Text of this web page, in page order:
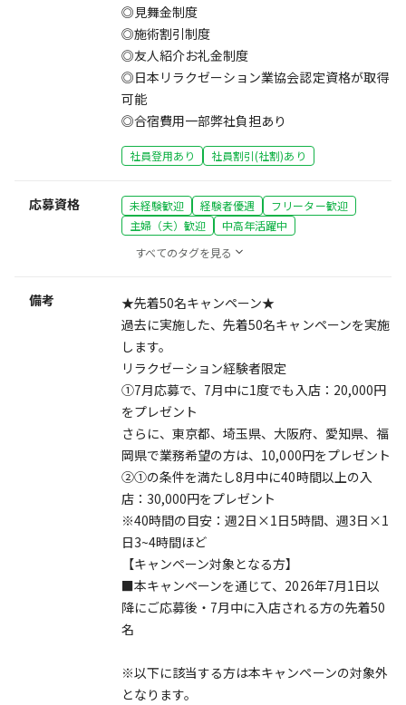
◎見舞金制度
◎施術割引制度
◎友人紹介お礼金制度
◎日本リラクゼーション業協会認定資格が取得
可能
◎合宿費用一部弊社負担あり
社員登用あり 社員割引(社割)あり
応募資格 未経験歓迎 経験者優遇
フリーター歓迎
主婦（夫）歓迎
中高年活躍中
すべてのタグを見る
備考
★先着50名キャンペーン★
過去に実施した、先着50名キャンペーンを実施
します。
リラクゼーション経験者限定
①7月応募で、7月中に1度でも入店：20,000円
をプレゼント
さらに、東京都、埼玉県、大阪府、愛知県、福
岡県で業務希望の方は、10,000円をプレゼント
②①の条件を満たし8月中に40時間以上の入
店：30,000円をプレゼント
※40時間の目安：週2日×1日5時間、週3日×1
日3~4時間ほど
【キャンペーン対象となる方】
■本キャンペーンを通じて、2026年7月1日以
降にご応募後・7月中に入店される方の先着50
名
※以下に該当する方は本キャンペーンの対象外
となります。